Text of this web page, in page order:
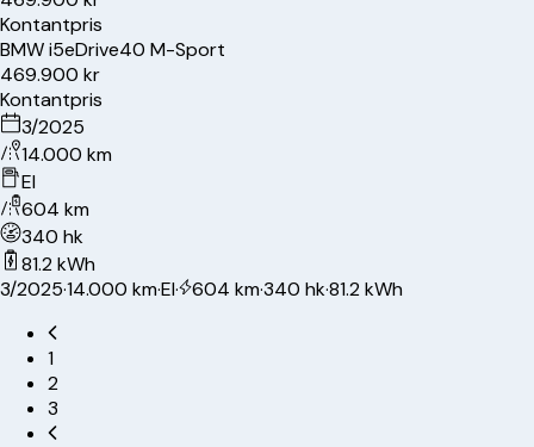
Kontantpris
BMWi5eDrive40 M-Sport
469.900 kr
Kontantpris
3/2025
14.000 km
El
604 km
340 hk
81.2 kWh
3/2025·14.000 km·El· 604 km·340 hk·81.2 kWh
1
2
3